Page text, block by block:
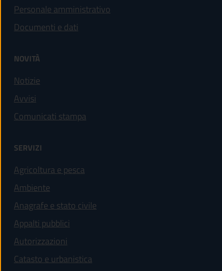
Personale amministrativo
Documenti e dati
NOVITÀ
Notizie
Avvisi
Comunicati stampa
SERVIZI
Agricoltura e pesca
Ambiente
Anagrafe e stato civile
Appalti pubblici
Autorizzazioni
Catasto e urbanistica